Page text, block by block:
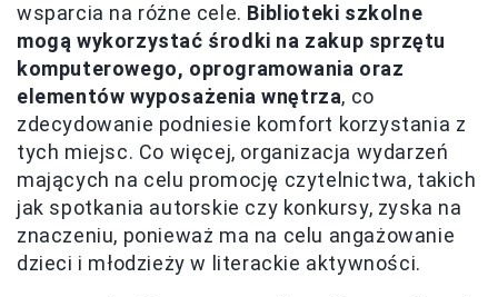
wsparcia na różne cele. Biblioteki szkolne
mogą wykorzystać środki na zakup sprzętu
komputerowego, oprogramowania oraz
elementów wyposażenia wnętrza, co
zdecydowanie podniesie komfort korzystania z
tych miejsc. Co więcej, organizacja wydarzeń
mających na celu promocję czytelnictwa, takich
jak spotkania autorskie czy konkursy, zyska na
znaczeniu, ponieważ ma na celu angażowanie
dzieci i młodzieży w literackie aktywności.